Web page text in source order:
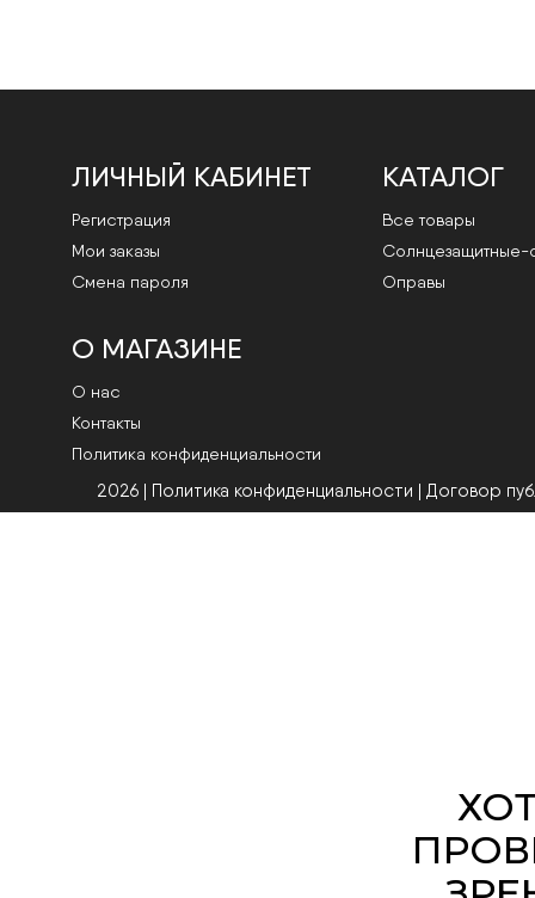
ЛИЧНЫЙ КАБИНЕТ
Регистрация
Мои заказы
Смена пароля
КАТАЛОГ
Все товары
Cолнцезащитные-
Оправы
О МАГАЗИНЕ
О нас
Контакты
Политика конфиденциальности
2026 | Политика конфиденциальности | Договор